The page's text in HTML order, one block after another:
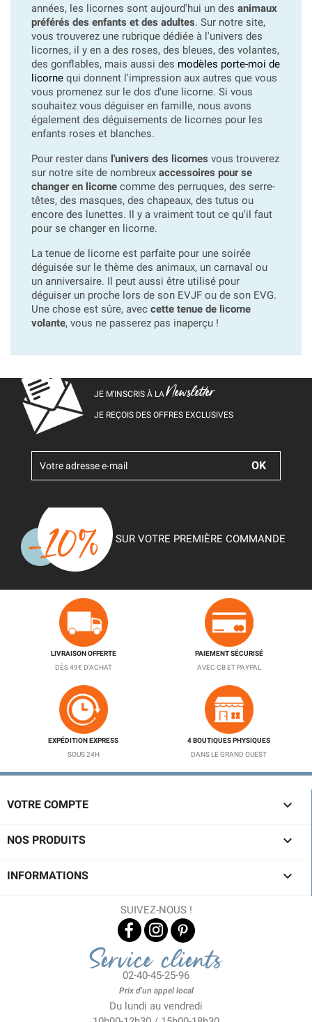
années, les licornes sont aujourd'hui un des animaux
préférés des enfants et des adultes. Sur notre site,
vous trouverez une rubrique dédiée à l'univers des
licornes, il y en a des roses, des bleues, des volantes,
des gonflables, mais aussi des modèles porte-moi de
licorne qui donnent l'impression aux autres que vous
vous promenez sur le dos d'une licorne. Si vous
souhaitez vous déguiser en famille, nous avons
également des déguisements de licornes pour les
enfants roses et blanches.
Pour rester dans l'univers des licornes vous trouverez
sur notre site de nombreux accessoires pour se
changer en licorne comme des perruques, des serre-
têtes, des masques, des chapeaux, des tutus ou
encore des lunettes. Il y a vraiment tout ce qu'il faut
pour se changer en licorne.
La tenue de licorne est parfaite pour une soirée
déguisée sur le thème des animaux, un carnaval ou
un anniversaire. Il peut aussi être utilisé pour
déguiser un proche lors de son EVJF ou de son EVG.
Une chose est sûre, avec cette tenue de licorne
volante, vous ne passerez pas inaperçu !
JE M’INSCRIS À LANewsletter
JE REÇOIS DES OFFRES EXCLUSIVES
SUR VOTRE PREMIÈRE COMMANDE
LIVRAISON OFFERTE
DÈS 49€ D'ACHAT
PAIEMENT SÉCURISÉ
AVEC CB ET PAYPAL
EXPÉDITION EXPRESS
SOUS 24H
4 BOUTIQUES PHYSIQUES
DANS LE GRAND OUEST
VOTRE COMPTE 
NOS PRODUITS 
INFORMATIONS 
SUIVEZ-NOUS !
Service clients
02-40-45-25-96
Prix d'un appel local
Du lundi au vendredi